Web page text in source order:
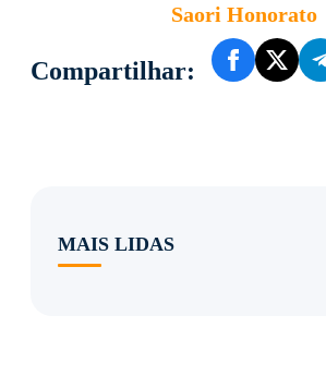
Saori Honorato
Compartilhar:
MAIS LIDAS